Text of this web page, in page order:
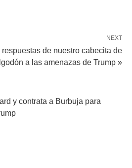
NEXT
respuestas de nuestro cabecita de
a las amenazas de Trump »
y contrata a Burbuja para